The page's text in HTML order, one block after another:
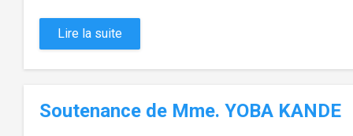
Lire la suite
Soutenance de Mme. YOBA KANDE